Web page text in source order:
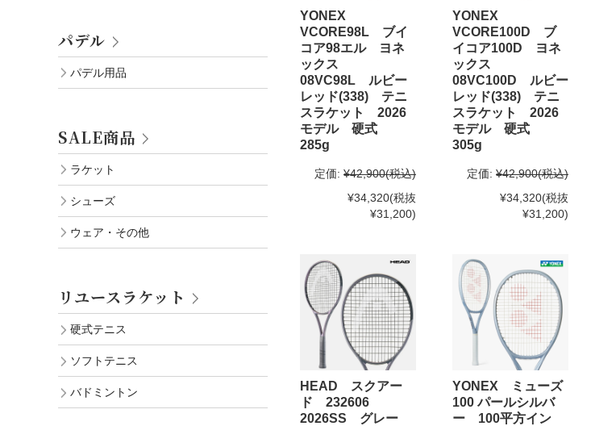
YONEX
VCORE98L ブイ
コア98エル ヨネ
ックス
08VC98L ルビー
レッド(338) テニ
スラケット 2026
モデル 硬式
285g
定価: ¥42,900(税込)
¥34,320(税抜
¥31,200)
YONEX
VCORE100D ブ
イコア100D ヨネ
ックス
08VC100D ルビー
レッド(338) テニ
スラケット 2026
モデル 硬式
305g
定価: ¥42,900(税込)
¥34,320(税抜
¥31,200)
HEAD スクアー
ド 232606
2026SS グレー
YONEX ミューズ
100 パールシルバ
ー 100平方イン
パデル
パデル用品
SALE商品
ラケット
シューズ
ウェア・その他
リユースラケット
硬式テニス
ソフトテニス
バドミントン